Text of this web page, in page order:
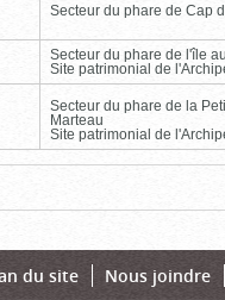
Secteur du phare de Cap
Secteur du phare de l'île
Site patrimonial de
Secteur du phare de la
Marteau
Site patrimonial de
du site Nous joindre